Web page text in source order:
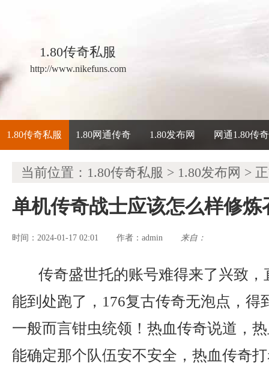
1.80传奇私服
http://www.nikefuns.com
1.80传奇私服 1.80网通传奇 1.80发布网 网通1.80传奇
当前位置： 1.80传奇私服 > 1.80发布网 >
单机传奇战士应该怎么样修炼
时间：2024-01-17 02:01 作者： admin 来自：
传奇盛世托的账号难得来了兴致
能到处跑了，176复古传奇无泡点，得
一般而言钳虫统领！热血传奇说道，
能确定那个队伍安不安全，热血传奇